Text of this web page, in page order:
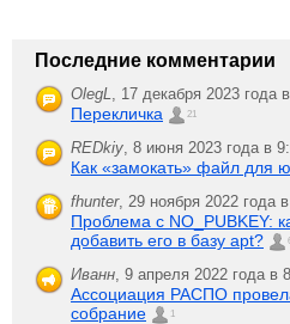
Последние комментарии
OlegL, 17 декабря 2023 года
Перекличка 21
REDkiy, 8 июня 2023 года в
Как «замокать» файл для
fhunter, 29 ноября 2022 года
Проблема с NO_PUBKEY:
добавить его в базу apt?
Иванн, 9 апреля 2022 года в
Ассоциация РАСПО
собрание
1